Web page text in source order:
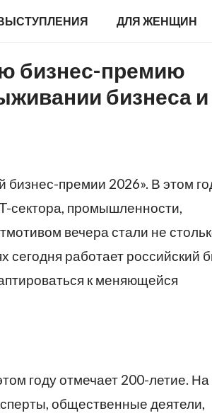
ДЛЯ ЖЕНЩИН
бизнес-премию
бизнеса и
премии 2026». В этом
сектора, промышленности,
вечера стали не
сегодня работает российский
к меняющейся
году отмечает 200-летие. На
общественные деятели,